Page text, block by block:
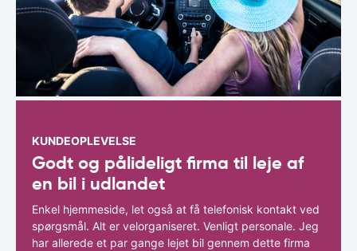
KUNDEOPLEVELSE
Godt og pålideligt firma til leje af
en bil i udlandet
Enkel hjemmeside, let også at få telefonisk kontakt ved
spørgsmål. Alt er velorganiseret. Venligt personale. Jeg
har allerede et par gange lejet bil gennem dette firma